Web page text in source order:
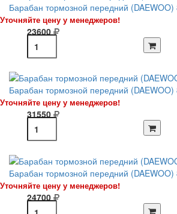
Барабан тормозной передний
Уточняйте цену у менеджеров!
23600
Барабан тормозной передний
Уточняйте цену у менеджеров!
31550
Барабан тормозной передний
Уточняйте цену у менеджеров!
24700